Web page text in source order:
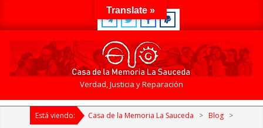
de
Verdad, Justicia y Reparación
Primary
NavigationEstá viendo: Casa de la Memoria La Sauceda > Blog >
Translate »